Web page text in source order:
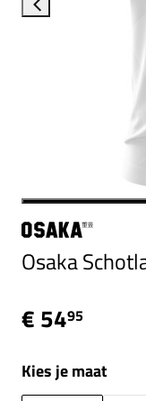
Osaka
€ 5495
Kies je maat